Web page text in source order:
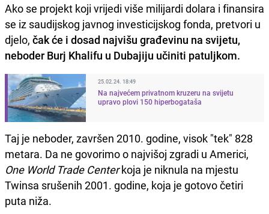
Ako se projekt koji vrijedi više milijardi dolara i finansira
se iz saudijskog javnog investicijskog fonda, pretvori u
djelo, čak će i dosad najvišu građevinu na svijetu,
neboder Burj Khalifu u Dubajiju učiniti patuljkom.
25.02.24. 18:49
Na najvećem privatnom kruzeru na svijetu
upravo plovi 150 hiperbogataša
Taj je neboder, završen 2010. godine, visok "tek" 828
metara. Da ne govorimo o najvišoj zgradi u Americi,
One World Trade Centerkoja je niknula na mjestu
Twinsa srušenih 2001. godine, koja je gotovo četiri
puta niža.